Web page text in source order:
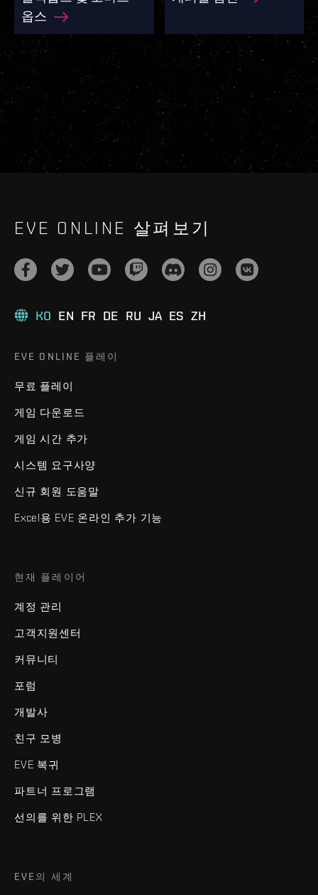
옵스
EVE ONLINE 살펴보기
KO EN FR DE RU JA ES ZH
EVE ONLINE 플레이
무료 플레이
게임 다운로드
게임 시간 추가
시스템 요구사양
신규 회원 도움말
Excel용 EVE 온라인 추가 기능
현재 플레이어
계정 관리
고객지원센터
커뮤니티
포럼
개발사
친구 모병
EVE 복귀
파트너 프로그램
선의를 위한 PLEX
EVE의 세계